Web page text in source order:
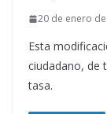
20 de enero
Esta
ciudadano, de
tasa.